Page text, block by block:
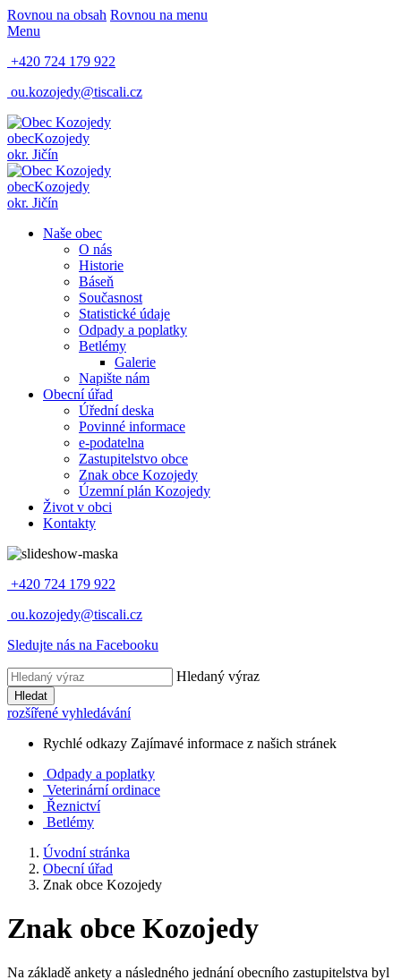
Rovnou na obsah Rovnou na menu
Menu
+420 724 179 922
ou.kozojedy@tiscali.cz
obecKozojedy
okr. Jičín
obecKozojedy
okr. Jičín
Naše obec
O nás
Historie
Báseň
Současnost
Statistické údaje
Odpady a poplatky
Betlémy
Galerie
Napište nám
Obecní úřad
Úřední deska
Povinné informace
e-podatelna
Zastupitelstvo obce
Znak obce Kozojedy
Územní plán Kozojedy
Život v obci
Kontakty
+420 724 179 922
ou.kozojedy@tiscali.cz
Sledujte nás na Facebooku
Hledaný výraz
Hledat
rozšířené vyhledávání
Rychlé odkazy Zajímavé informace z našich stránek
Odpady a poplatky
Veterinární ordinace
Řeznictví
Betlémy
Úvodní stránka
Obecní úřad
Znak obce Kozojedy
Znak obce Kozojedy
Na základě ankety a následného jednání obecního zastupitelstva byl